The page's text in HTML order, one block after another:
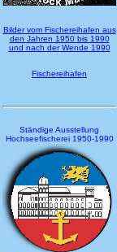
Bilder vom Fischereihafen aus
den Jahren 1950 bis 1990
und nach der Wende 1990
Fischereihafen
Ständige Ausstellung
Hochseefischerei 1950-1990